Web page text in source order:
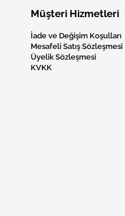
Müşteri Hizmetleri
İade ve Değişim Koşulları
Mesafeli Satış Sözleşmesi
Üyelik Sözleşmesi
KVKK